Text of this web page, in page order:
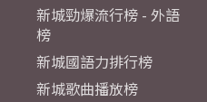
新城勁爆流行榜 - 外語
榜
新城國語力排行榜
新城歌曲播放榜